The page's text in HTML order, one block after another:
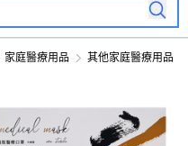
家庭醫療用品 其他家庭醫療用品